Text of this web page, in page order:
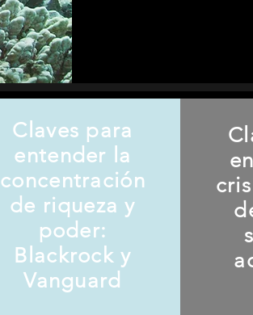
Claves para
entender la
concentración
de riqueza y
poder:
Blackrock y
Vanguard